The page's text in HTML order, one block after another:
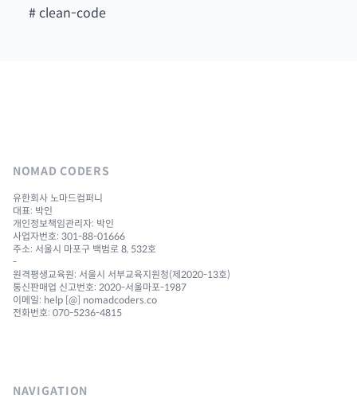
#clean-code
NOMAD CODERS
유한회사 노마드컴퍼니
대표: 박인
개인정보책임관리자: 박인
사업자번호: 301-88-01666
주소: 서울시 마포구 백범로 8, 532호
-
원격평생교육원: 서울시 서부교육지원청(제2020-13호)
통신판매업 신고번호: 2020-서울마포-1987
이메일: help [@] nomadcoders.co
전화번호: 070-5236-4815
NAVIGATION